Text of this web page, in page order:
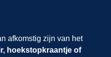
afkomstig zijn van het
hoekstopkraantje of